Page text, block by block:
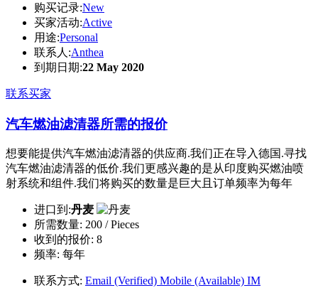
购买记录:New
买家活动:Active
用途:Personal
联系人:Anthea
到期日期:22 May 2020
联系买家
汽车燃油滤清器所需的报价
想要能提供汽车燃油滤清器的供应商.我们正在导入德国.寻找
汽车燃油滤清器的低价.我们更感兴趣的是从印度购买燃油喷
射系统和组件.我们将购买的数量是巨大且订单频率为每年
进口到:丹麦
所需数量: 200 / Pieces
收到的报价: 8
频率: 每年
联系方式: Email (Verified) Mobile (Available) IM